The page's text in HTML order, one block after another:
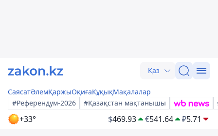
Қаз
СаясатӘлемҚаржыОқиғаҚұқықМақалалар
#Референдум-2026
#Қазақстан мақтанышы
+33° $469.93 €541.64 ₽5.71